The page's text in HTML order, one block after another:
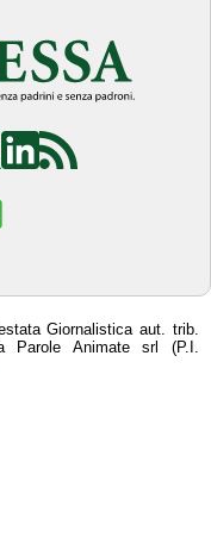
Giornalistica aut. trib.
Parole Animate srl (P.I.